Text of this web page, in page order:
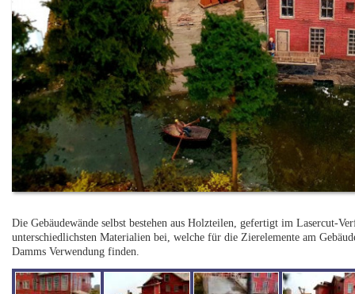
Die Gebäudewände selbst bestehen aus Holzteilen, gefertigt im Lasercut-
unterschiedlichsten Materialien bei, welche für die Zierelemente am
Damms Verwendung finden.